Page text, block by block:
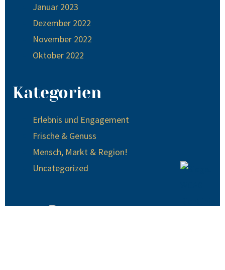
Januar 2023
Dezember 2022
November 2022
Oktober 2022
Kategorien
Erlebnis und Engagement
Frische & Genuss
Mensch, Markt & Region!
Uncategorized